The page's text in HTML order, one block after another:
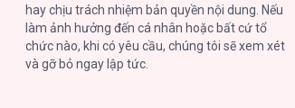
hay chịu trách nhiệm bản quyền nội dung. Nếu
làm ảnh hưởng đến cá nhân hoặc bất cứ tổ
chức nào, khi có yêu cầu, chúng tôi sẽ xem xét
và gỡ bỏ ngay lập tức.